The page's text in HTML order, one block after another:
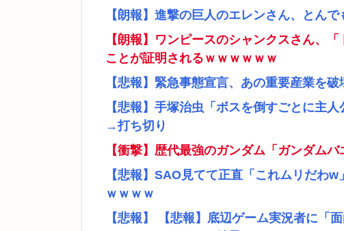
【朗報】進撃の巨人のエレンさん、とん
【朗報】ワンピースのシャンクスさん、
ことが証明されるｗｗｗｗｗｗ
【悲報】緊急事態宣言、あの重要産業を
【悲報】手塚治虫「ボスを倒すごとに主
→打ち切り
【衝撃】歴代最強のガンダム「ガンダム
【悲報】SAO見てて正直「これムリだわ
ｗｗｗｗ
【悲報】 【悲報】底辺ゲーム実況者に「